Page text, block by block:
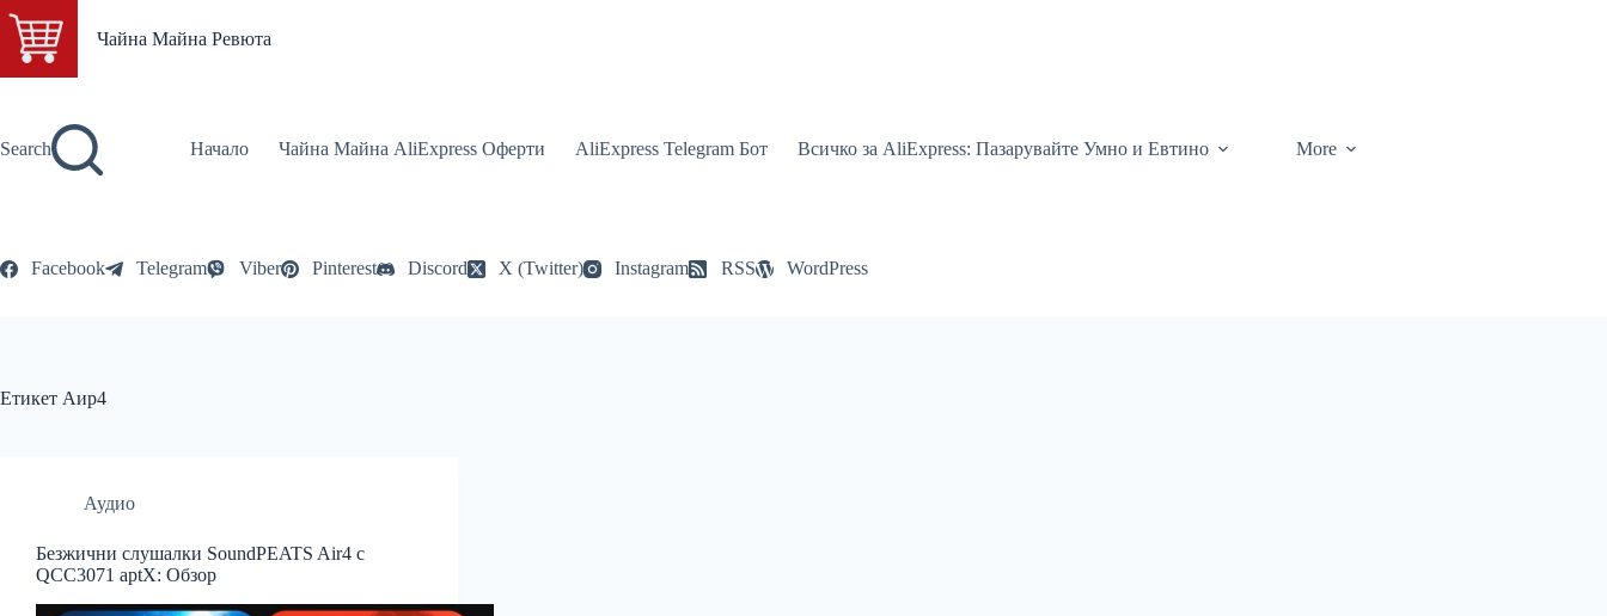
Skip
content
Чайна Майна Ревюта
Search Начало Чайна Майна AliExpress Оферти AliExpress Telegram Бот Всичко за AliExpress: Пазарувайте Умно и Евтино More
Facebook Telegram Viber Pinterest Discord X (Twitter) Instagram RSS WordPress
Етикет Аир4
Аудио
Безжични слушалки SoundPEATS Air4 с
QCC3071 aptX: Обзор